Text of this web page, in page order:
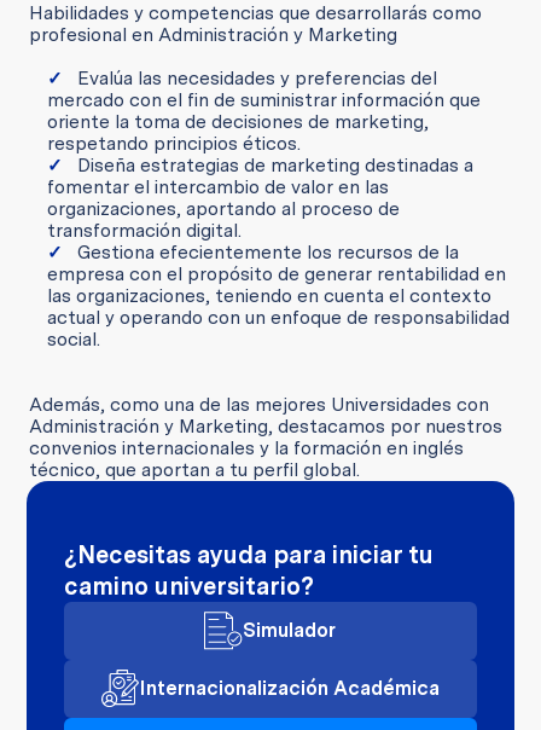
Habilidades y competencias que desarrollarás como
profesional en Administración y Marketing
Evalúa las necesidades y preferencias del
mercado con el fin de suministrar información que
oriente la toma de decisiones de marketing,
respetando principios éticos.
Diseña estrategias de marketing destinadas a
fomentar el intercambio de valor en las
organizaciones, aportando al proceso de
transformación digital.
Gestiona efecientemente los recursos de la
empresa con el propósito de generar rentabilidad en
las organizaciones, teniendo en cuenta el contexto
actual y operando con un enfoque de responsabilidad
social.
Además, como una de las mejores Universidades con
Administración y Marketing, destacamos por nuestros
convenios internacionales y la formación en inglés
técnico, que aportan a tu perfil global.
¿Necesitas ayuda para iniciar tu
camino universitario?
Simulador
Internacionalización Académica